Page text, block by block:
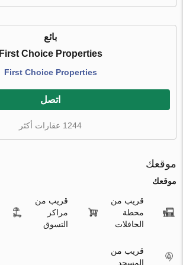
بائع
First Choice Properties
First Choice Properties
اتصل
1244 عقارات أكثر
موقعك
موقعك
قريب من
محطة
الحافلات
قريب من
مراكز
التسوق
قريب من
المسجد